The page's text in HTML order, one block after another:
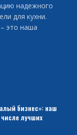
надежного
для кухни.
это наша
бизнес»: наш
лучших